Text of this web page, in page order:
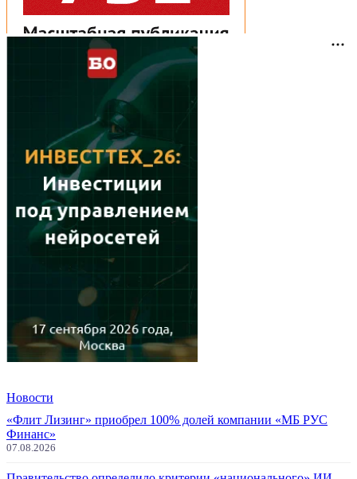
Новости
«Флит Лизинг» приобрел 100% долей компании «МБ РУС
Финанс»
07.08.2026